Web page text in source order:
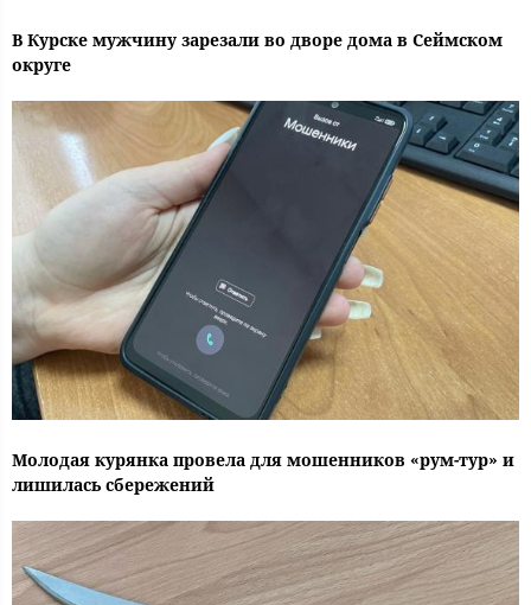
В Курске мужчину зарезали во дворе дома в Сеймском
округе
Молодая курянка провела для мошенников «рум-тур» и
лишилась сбережений